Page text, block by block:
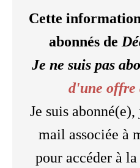
Cette
abonnés de
Je ne suis pas
d'une offre
Je suis
mail associée à
pour accéder à